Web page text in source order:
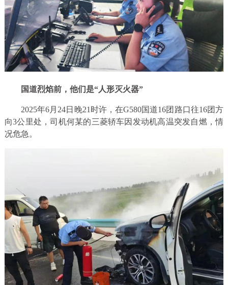
国道烈焰前，他们是“人形灭火器”
2025年6月24日晚21时许，在G580国道16团路口往16团方
向3公里处，司机何某的三菱轿车因发动机高温突发自燃，情
况危急。